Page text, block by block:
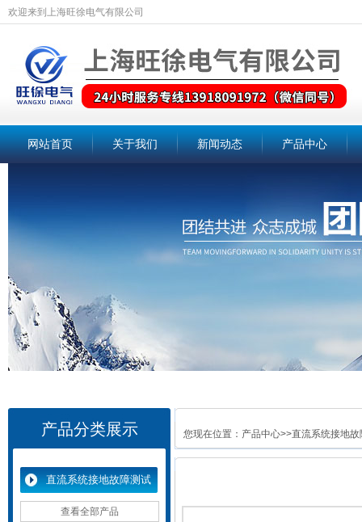
欢迎来到上海旺徐电气有限公司
网站首页 关于我们 新闻动态 产品中心
产品分类展示
直流系统接地故障测试
仪 查看全部产品
您现在位置： 产品中心>>直流系统接地故